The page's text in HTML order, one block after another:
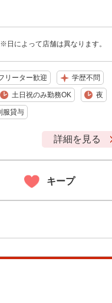
によって店舗は異なります。
リーター歓迎 学歴不問
土日祝のみ勤務OK 夜
服貸与
詳細を見る
キープ